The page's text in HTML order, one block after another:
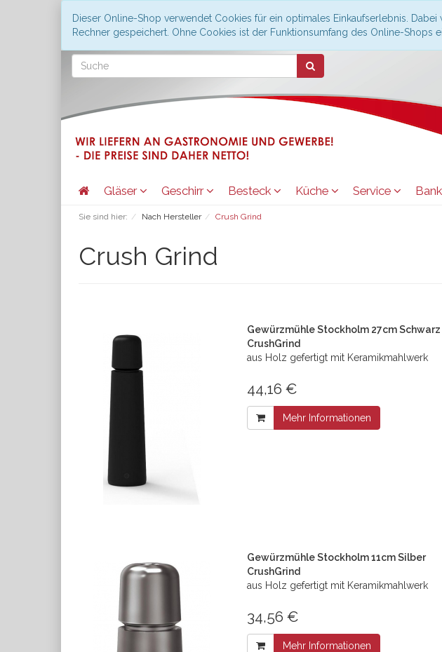
Dieser Online-Shop verwendet Cookies für ein optimales Einkaufserlebnis.
Rechner gespeichert. Ohne Cookies ist der Funktionsumfang des Online-Shops
Gläser Geschirr Besteck Küche Service
Sie sind hier: Nach Hersteller Crush Grind
Crush Grind
Gewürzmühle Stockholm 27cm Schwarz
CrushGrind
aus Holz gefertigt mit Keramikmahlwerk
44,16 €
Mehr Informationen
Gewürzmühle Stockholm 11cm Silber
CrushGrind
aus Holz gefertigt mit Keramikmahlwerk
34,56 €
Mehr Informationen